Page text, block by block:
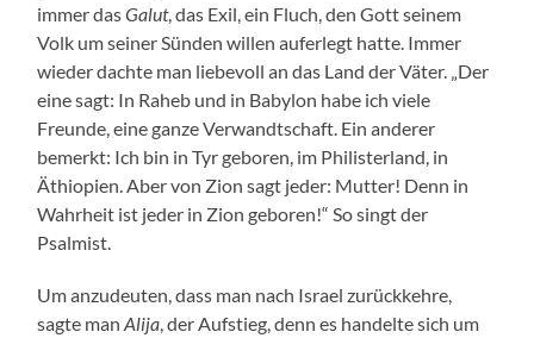
immer dasGalut, das Exil, ein Fluch, den Gott seinem
Volk um seiner Sünden willen auferlegt hatte. Immer
wieder dachte man liebevoll an das Land der Väter. „Der
eine sagt: In Raheb und in Babylon habe ich viele
Freunde, eine ganze Verwandtschaft. Ein anderer
bemerkt: Ich bin in Tyr geboren, im Philisterland, in
Äthiopien. Aber von Zion sagt jeder: Mutter! Denn in
Wahrheit ist jeder in Zion geboren!“ So singt der
Psalmist.
Um anzudeuten, dass man nach Israel zurückkehre,
sagte manAlija , der Aufstieg, denn es handelte sich um